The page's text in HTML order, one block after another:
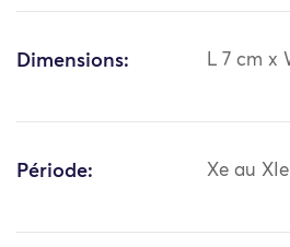
Dimensions: L 7 cm x
Période: Xe au